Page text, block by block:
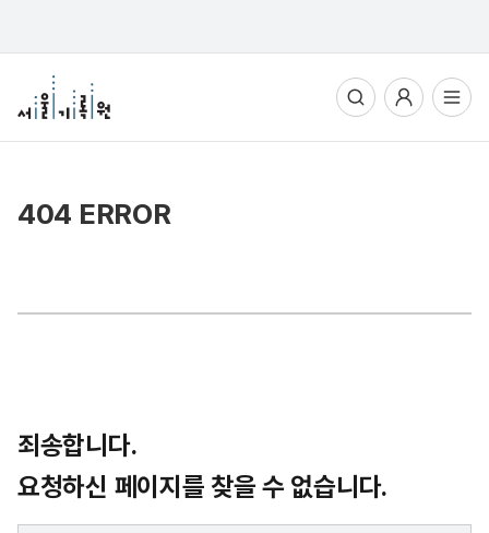
전체메뉴열기
404 ERROR
죄송합니다.
요청하신 페이지를 찾을 수 없습니다.